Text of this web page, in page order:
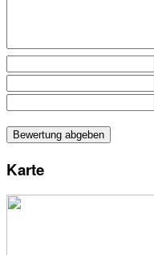
Karte